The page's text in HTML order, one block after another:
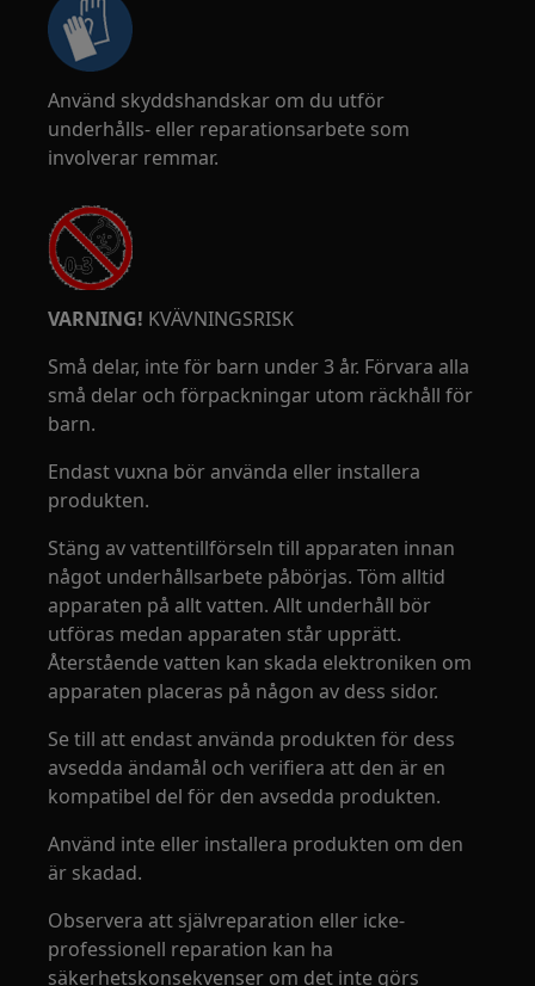
Använd skyddshandskar om du utför
underhålls- eller reparationsarbete som
involverar remmar.
VARNING! KVÄVNINGSRISK
Små delar, inte för barn under 3 år. Förvara alla
små delar och förpackningar utom räckhåll för
barn.
Endast vuxna bör använda eller installera
produkten.
Stäng av vattentillförseln till apparaten innan
något underhållsarbete påbörjas. Töm alltid
apparaten på allt vatten. Allt underhåll bör
utföras medan apparaten står upprätt.
Återstående vatten kan skada elektroniken om
apparaten placeras på någon av dess sidor.
Se till att endast använda produkten för dess
avsedda ändamål och verifiera att den är en
kompatibel del för den avsedda produkten.
Använd inte eller installera produkten om den
är skadad.
Observera att självreparation eller icke-
professionell reparation kan ha
säkerhetskonsekvenser om det inte görs